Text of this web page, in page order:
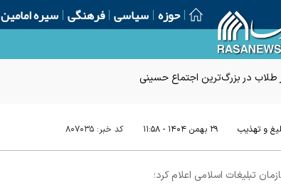
حوزه سیاسی فرهنگی سیره امامین
در بزرگ‌ترین اجتماع حسینی
و تهذیب ۲۹ بهمن ۱۴۰۴ - ۱۱:۵۸ کد خبر: ۸۰۷۰۳۵
تبلیغات اسلامی اعلام کرد؛